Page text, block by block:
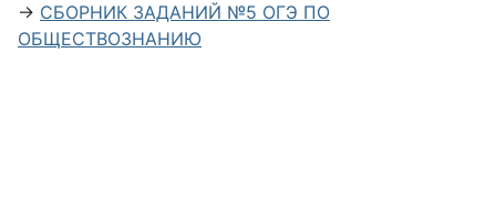
→ СБОРНИК ЗАДАНИЙ №5 ОГЭ ПО
ОБЩЕСТВОЗНАНИЮ